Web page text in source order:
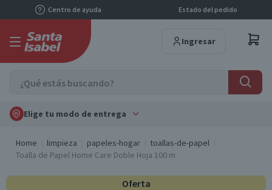
Centro de ayuda Estado del pedido
Ingresar
Elige tu modo de entrega
Home limpieza papeles-hogar
toallas-de-papel
Toalla de Papel Home Care Doble Hoja 100 m
Oferta